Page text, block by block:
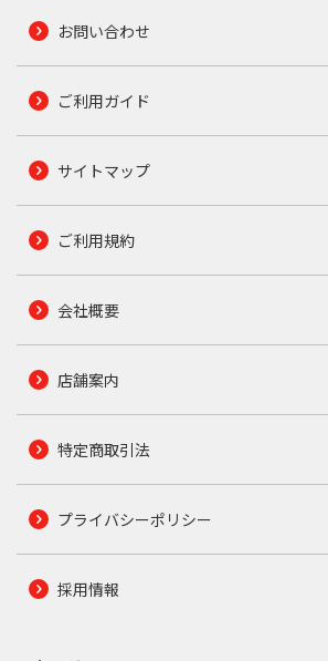
お問い合わせ
ご利用ガイド
サイトマップ
ご利用規約
会社概要
店舗案内
特定商取引法
プライバシーポリシー
採用情報